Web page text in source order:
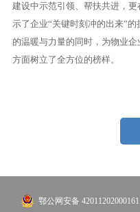
建设中示范引领、帮扶共进，
示了企业“关键时刻冲的出来”
的温暖与力量的同时，为物业
方面树立了全方位的榜样。
鄂公网安备 42011202000161